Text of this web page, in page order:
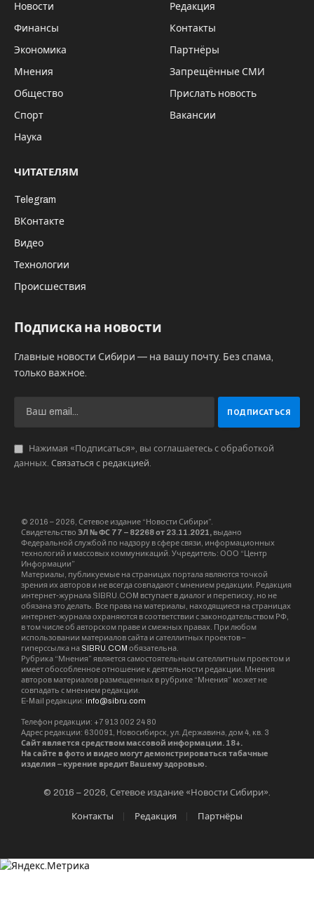
Новости
Финансы
Экономика
Мнения
Общество
Спорт
Наука
Редакция
Контакты
Партнёры
Запрещённые СМИ
Прислать новость
Вакансии
ЧИТАТЕЛЯМ
Telegram
ВКонтакте
Видео
Технологии
Происшествия
Подписка на новости
Главные новости Сибири — на вашу почту. Без спама,
только важное.
Нажимая «Подписаться», вы соглашаетесь с обработкой
данных. Связаться с редакцией
© 2016 – 2026, Сетевое издание “Новости Сибири”.
Свидетельство ЭЛ № ФС 77 – 82268 от 23.11.2021, выдано
Федеральной службой по надзору в сфере связи, информационных
технологий и массовых коммуникаций. Учредитель: ООО “Центр
Информации”
Материалы, публикуемые на страницах портала являются точкой
зрения их авторов и не всегда совпадают с мнением редакции. Редакция
интернет-журнала SIBRU.COM вступает в диалог и переписку, но не
обязана это делать. Все права на материалы, находящиеся на страницах
интернет-журнала охраняются в соответствии с законодательством РФ,
в том числе об авторском праве и смежных правах. При любом
использовании материалов сайта и сателлитных проектов –
гиперссылка на SIBRU.COM обязательна.
Рубрика “Мнения” является самостоятельным сателлитным проектом и
имеет обособленное отношение к деятельности редакции. Мнения
авторов материалов размещенных в рубрике “Мнения” может не
совпадать с мнением редакции.
E-Mail редакции: info@sibru.com
Телефон редакции: +7 913 002 24 80
Адрес редакции: 630091, Новосибирск, ул. Державина, дом 4, кв. 3
Сайт является средством массовой информации. 18+.
На сайте в фото и видео могут демонстрироваться табачные
изделия – курение вредит Вашему здоровью.
© 2016 – 2026, Сетевое издание «Новости Сибири».
Контакты Редакция Партнёры